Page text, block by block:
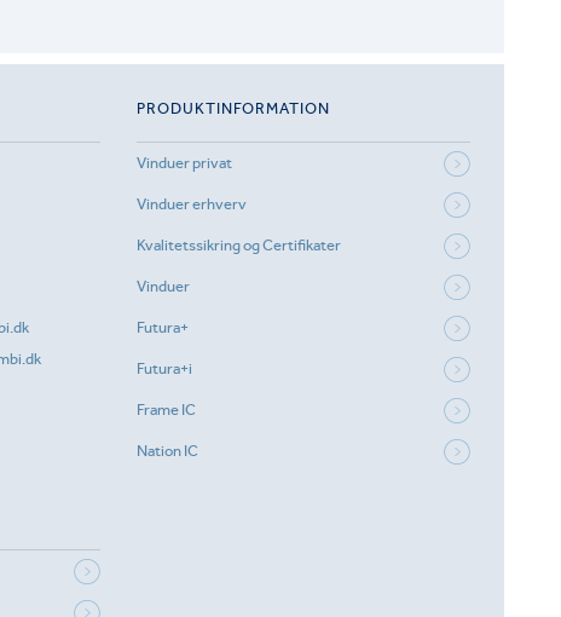
PRODUKTINFORMATION
Vinduer privat
Vinduer erhverv
Kvalitetssikring og Certifikater
Vinduer
Futura+
Futura+i
Frame IC
Nation IC